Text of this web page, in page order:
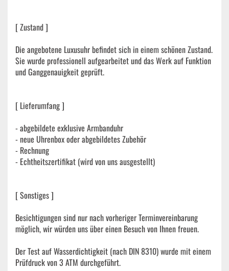
[ Zustand ]
Die angebotene Luxusuhr befindet sich in einem schönen Zustand.
Sie wurde professionell aufgearbeitet und das Werk auf Funktion
und Ganggenauigkeit geprüft.
[ Lieferumfang ]
- abgebildete exklusive Armbanduhr
- neue Uhrenbox oder abgebildetes Zubehör
- Rechnung
- Echtheitszertifikat (wird von uns ausgestellt)
[ Sonstiges ]
Besichtigungen sind nur nach vorheriger Terminvereinbarung
möglich, wir würden uns über einen Besuch von Ihnen freuen.
Der Test auf Wasserdichtigkeit (nach DIN 8310) wurde mit einem
Prüfdruck von 3 ATM durchgeführt.